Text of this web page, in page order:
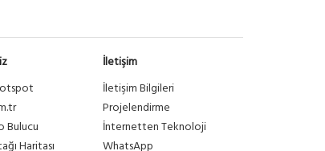
Bulucu
Haritası
İletişim
İletişim Bilgileri
Projelendirme
İnternetten Teknoloji
WhatsApp